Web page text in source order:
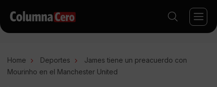
Home Deportes
James tiene un preacuerdo con
Mourinho en el Manchester United